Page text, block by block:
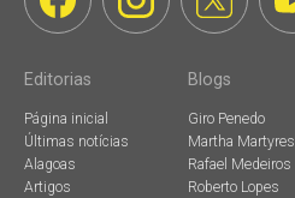
Editorias
Página inicial
Últimas notícias
Alagoas
Artigos
Blogs
Giro Penedo
Martha Martyres
Rafael Medeiros
Roberto Lopes